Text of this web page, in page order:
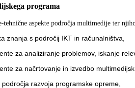
programa
tehnične aspekte področja multimedije ter
znanja s področij IKT in računalništva,
za analiziranje problemov, iskanje
za načrtovanje in izvedbo
razvoja programske opreme,